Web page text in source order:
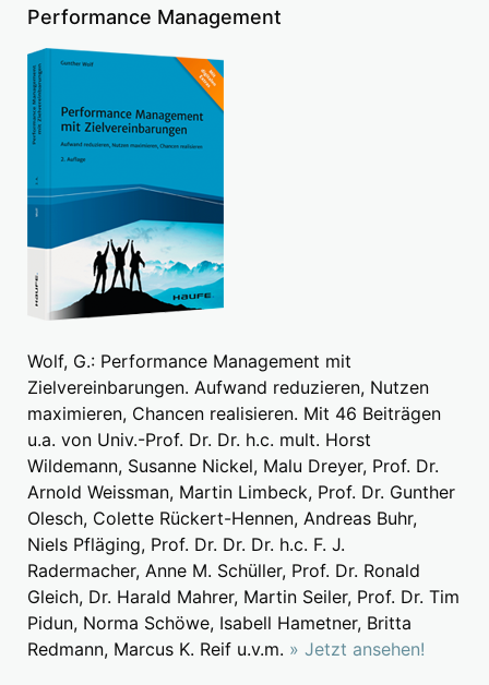
Performance Management
Wolf, G.: Performance Management mit
Zielvereinbarungen. Aufwand reduzieren, Nutzen
maximieren, Chancen realisieren. Mit 46 Beiträgen
u.a. von Univ.-Prof. Dr. Dr. h.c. mult. Horst
Wildemann, Susanne Nickel, Malu Dreyer, Prof. Dr.
Arnold Weissman, Martin Limbeck, Prof. Dr. Gunther
Olesch, Colette Rückert-Hennen, Andreas Buhr,
Niels Pfläging, Prof. Dr. Dr. Dr. h.c. F. J.
Radermacher, Anne M. Schüller, Prof. Dr. Ronald
Gleich, Dr. Harald Mahrer, Martin Seiler, Prof. Dr. Tim
Pidun, Norma Schöwe, Isabell Hametner, Britta
Redmann, Marcus K. Reif u.v.m. » Jetzt ansehen!